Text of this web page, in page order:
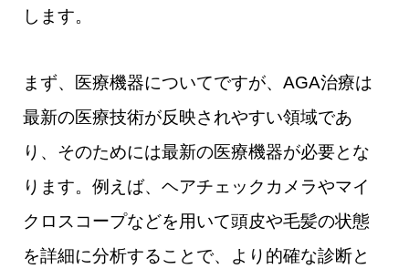
します。
まず、医療機器についてですが、AGA治療は
最新の医療技術が反映されやすい領域であ
り、そのためには最新の医療機器が必要とな
ります。例えば、ヘアチェックカメラやマイ
クロスコープなどを用いて頭皮や毛髪の状態
を詳細に分析することで、より的確な診断と